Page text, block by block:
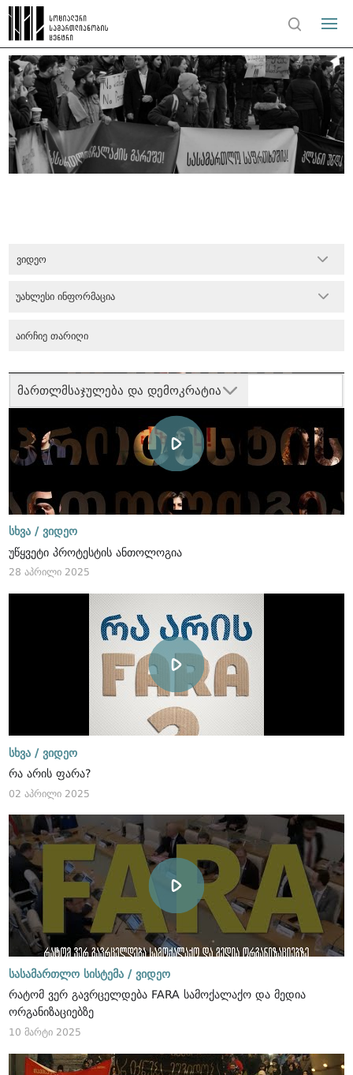
ვიდეო
მართლმსაჯულება და დემოკრატია
უახლესი ინფორმაცია
სხვა / ვიდეო
უწყვეტი პროტესტის ანთოლოგია
28 აპრილი 2025
სხვა / ვიდეო
რა არის ფარა?
02 აპრილი 2025
სასამართლო სისტემა / ვიდეო
რატომ ვერ გავრცელდება FARA სამოქალაქო და მედია
ორგანიზაციებზე
10 მარტი 2025